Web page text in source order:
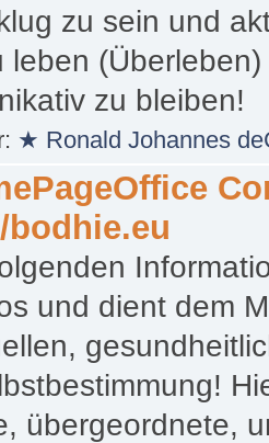
zu sein und
leben
zu bleiben!
★ Ronald Johannes
und dient dem
übergeordnete,